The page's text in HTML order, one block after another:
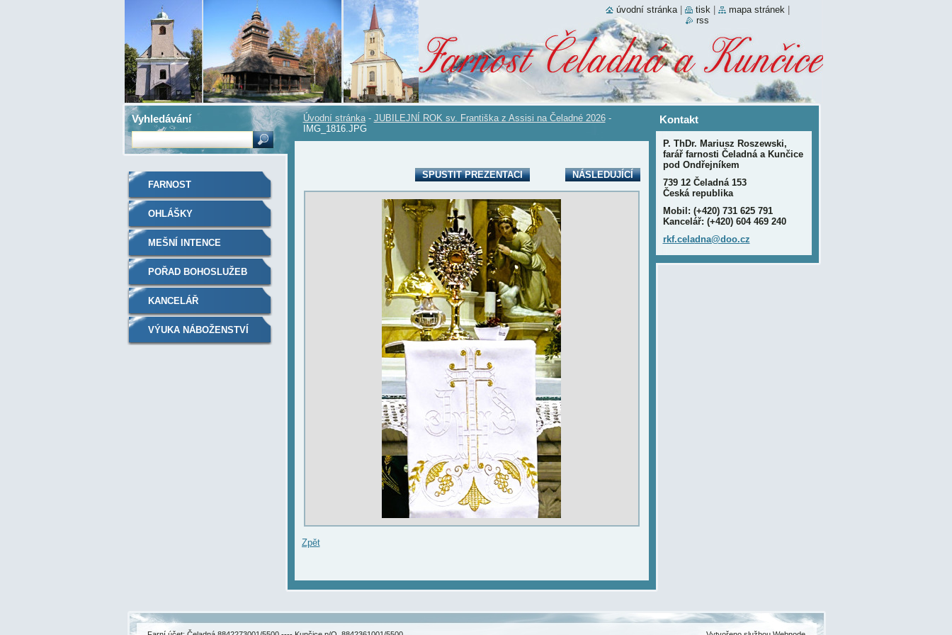
Úvodní stránka - JUBILEJNÍ ROK sv. Františka z Assisi na Čeladné 2026 -
IMG_1816.JPG
SPUSTIT PREZENTACI NÁSLEDUJÍCÍ
Zpět
FARNOST
OHLÁŠKY
MEŠNÍ INTENCE
POŘAD BOHOSLUŽEB
KANCELÁŘ
VÝUKA NÁBOŽENSTVÍ
Kontakt
P. ThDr. Mariusz Roszewski,
farář farnosti Čeladná a Kunčice
pod Ondřejníkem
739 12 Čeladná 153
Česká republika
Mobil: (+420) 731 625 791
Kancelář: (+420) 604 469 240
rkf.celadna@doo.cz
Vyhledávání
úvodní stránka tisk mapa stránek
rss